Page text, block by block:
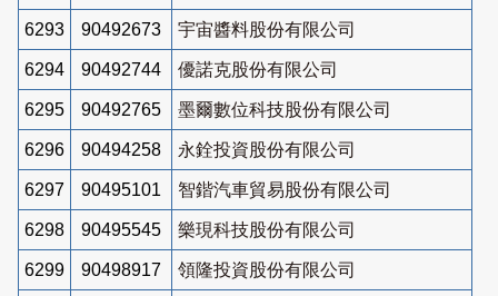
6293 90492673 宇宙醬料股份有限公司
6294 90492744 優諾克股份有限公司
6295 90492765 墨爾數位科技股份有限公司
6296 90494258 永銓投資股份有限公司
6297 90495101 智鍇汽車貿易股份有限公司
6298 90495545 樂現科技股份有限公司
6299 90498917 領隆投資股份有限公司